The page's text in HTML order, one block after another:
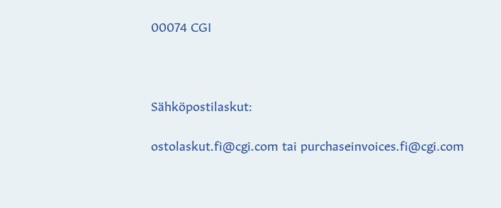
00074 CGI
Sähköpostilaskut:
ostolaskut.fi@cgi.com tai purchaseinvoices.fi@cgi.com